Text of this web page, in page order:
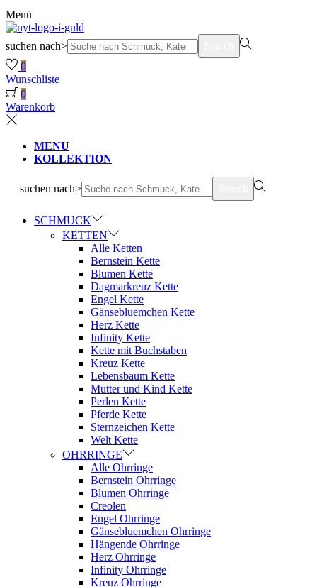
Menü
suchen nach>
0
Wunschliste
0
Warenkorb
MENU
KOLLEKTION
suchen nach>
SCHMUCK
KETTEN
Alle Ketten
Bernstein Kette
Blumen Kette
Dagmarkreuz Kette
Engel Kette
Gänsebluemchen Kette
Herz Kette
Infinity Kette
Kette mit Buchstaben
Kreuz Kette
Lebensbaum Kette
Mutter und Kind Kette
Perlen Kette
Pferde Kette
Sternzeichen Kette
Welt Kette
OHRRINGE
Alle Ohrringe
Bernstein Ohrringe
Blumen Ohrringe
Creolen
Engel Ohrringe
Gänsebluemchen Ohrringe
Hängende Ohrringe
Herz Ohrringe
Infinity Ohrringe
Kreuz Ohrringe